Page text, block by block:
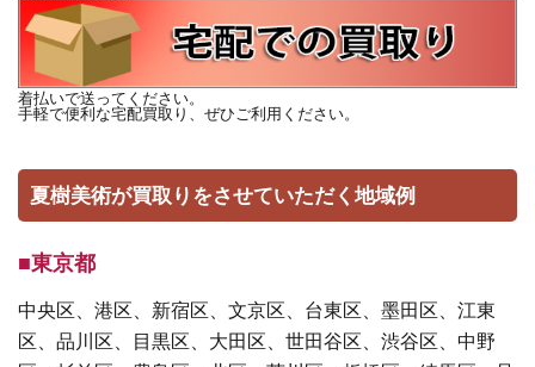
着払いで送ってください。
手軽で便利な宅配買取り、ぜひご利用ください。
夏樹美術が買取りをさせていただく地域例
■東京都
中央区、港区、新宿区、文京区、台東区、墨田区、江東
区、品川区、目黒区、大田区、世田谷区、渋谷区、中野